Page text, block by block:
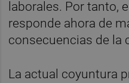
laborales. Por tanto,
responde ahora de
consecuencias de la
La actual coyuntura